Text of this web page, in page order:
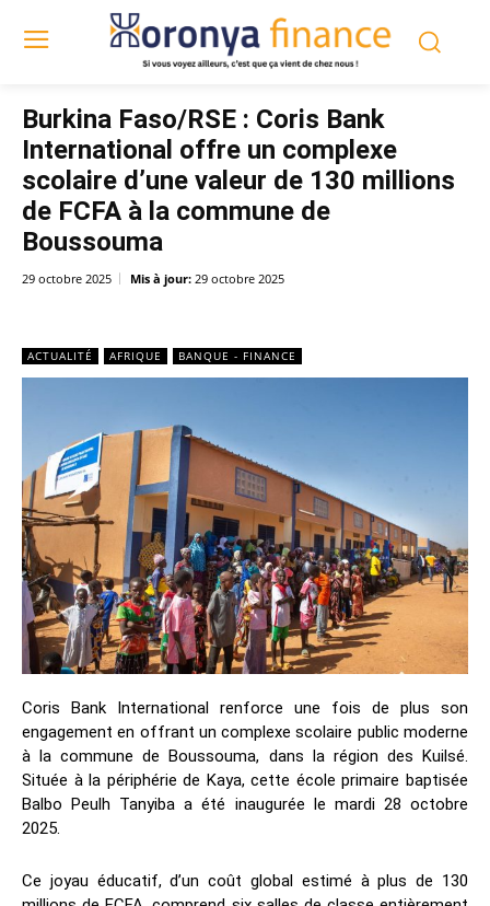
Burkina Faso/RSE : Coris Bank
International offre un complexe
scolaire d’une valeur de 130 millions
de FCFA à la commune de
Boussouma
29 octobre 2025 Mis à jour: 29 octobre 2025
ACTUALITÉ AFRIQUE BANQUE - FINANCE
Coris Bank International renforce une fois de plus son
engagement en offrant un complexe scolaire public moderne
à la commune de Boussouma, dans la région des Kuilsé.
Située à la périphérie de Kaya, cette école primaire baptisée
Balbo Peulh Tanyiba a été inaugurée le mardi 28 octobre
2025.
Ce joyau éducatif, d’un coût global estimé à plus de 130